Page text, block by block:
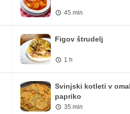
45 min
Figov štrudelj
1 h
Svinjski kotleti v
papriko
35 min